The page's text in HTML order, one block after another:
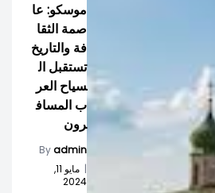
موسكو: عا
صمة الثقا
فة والتاريخ
تستقبل ال
سياح العر
ب المساف
رون
Byadmin
|
مايو 11,
2024